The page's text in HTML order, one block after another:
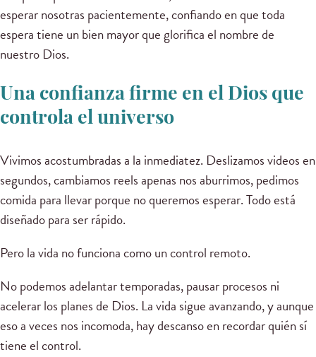
esperar nosotras pacientemente, confiando en que toda
espera tiene un bien mayor que glorifica el nombre de
nuestro Dios.
Una confianza firme en el Dios que
controla el universo
Vivimos acostumbradas a la inmediatez. Deslizamos videos en
segundos, cambiamos reels apenas nos aburrimos, pedimos
comida para llevar porque no queremos esperar. Todo está
diseñado para ser rápido.
Pero la vida no funciona como un control remoto.
No podemos adelantar temporadas, pausar procesos ni
acelerar los planes de Dios. La vida sigue avanzando, y aunque
eso a veces nos incomoda, hay descanso en recordar quién sí
tiene el control.